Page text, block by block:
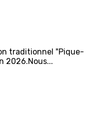
traditionnel "Pique-
2026.Nous...